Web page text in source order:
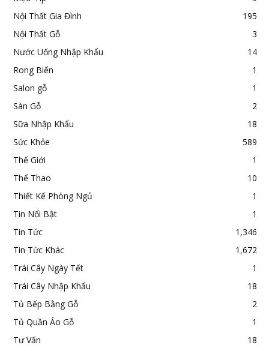
Nội Thất Gia Đình
195
Nội Thất Gỗ
3
Nước Uống Nhập Khẩu
14
Rong Biển
1
Salon gỗ
1
Sàn Gỗ
2
Sữa Nhập Khẩu
18
Sức Khỏe
589
Thế Giới
1
Thể Thao
10
Thiết Kế Phòng Ngủ
1
Tin Nổi Bật
1
Tin Tức
1,346
Tin Tức Khác
1,672
Trái Cây Ngày Tết
1
Trái Cây Nhập Khẩu
18
Tủ Bếp Bằng Gỗ
2
Tủ Quần Áo Gỗ
1
Tư Vấn
18